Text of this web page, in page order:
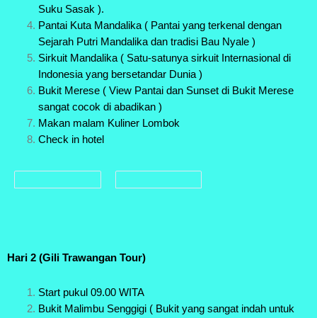
Suku Sasak ).
Pantai Kuta Mandalika ( Pantai yang terkenal dengan
Sejarah Putri Mandalika dan tradisi Bau Nyale )
Sirkuit Mandalika ( Satu-satunya sirkuit Internasional di
Indonesia yang bersetandar Dunia )
Bukit Merese ( View Pantai dan Sunset di Bukit Merese
sangat cocok di abadikan )
Makan malam Kuliner Lombok
Check in hotel
Hari 2 (Gili Trawangan Tour)
Start pukul 09.00 WITA
Bukit Malimbu Senggigi ( Bukit yang sangat indah untuk